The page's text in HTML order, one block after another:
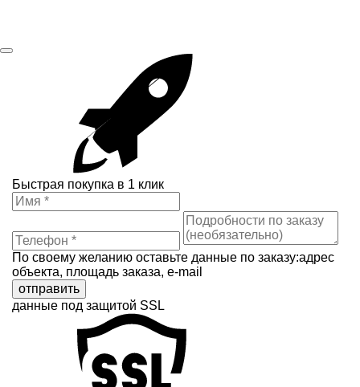
Быстрая покупка в 1 клик
По своему желанию оставьте данные по заказу:адрес
объекта, площадь заказа, e-mail
отправить
данные под защитой SSL